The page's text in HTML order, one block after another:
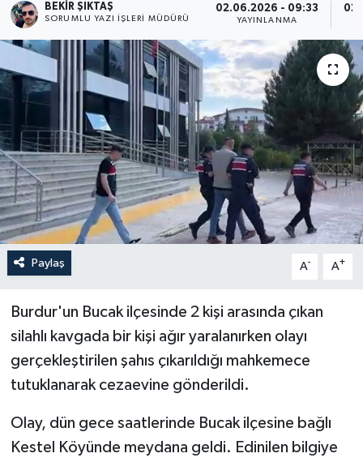
BEKIR ŞIKTAŞ
SORUMLU YAZI İŞLERI MÜDÜRÜ
02.06.2026 - 09:33
YAYINLANMA
Paylaş A- A+
Burdur'un Bucak ilçesinde 2 kişi arasında çıkan
silahlı kavgada bir kişi ağır yaralanırken olayı
gerçekleştirilen şahıs çıkarıldığı mahkemece
tutuklanarak cezaevine gönderildi.
Olay, dün gece saatlerinde Bucak ilçesine bağlı
Kestel Köyünde meydana geldi. Edinilen bilgiye